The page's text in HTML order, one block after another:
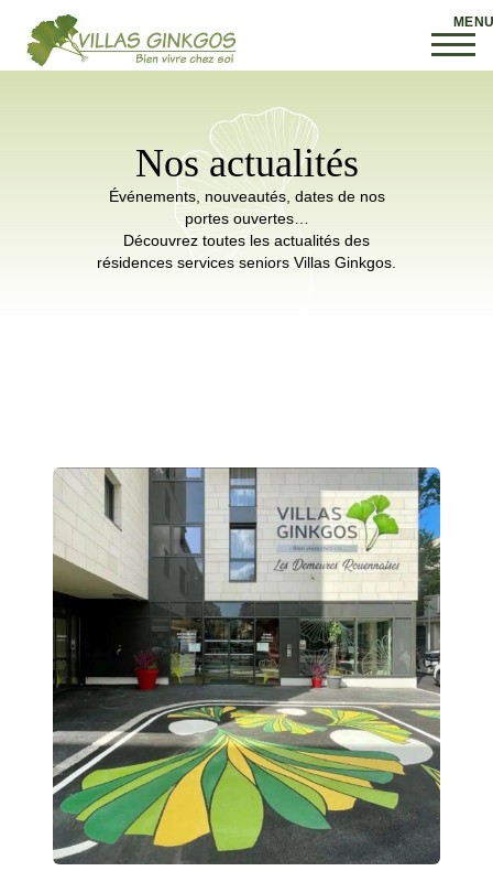
Nos actualités
Événements, nouveautés, dates de nos
portes ouvertes…
Découvrez toutes les actualités des
résidences services seniors Villas Ginkgos.